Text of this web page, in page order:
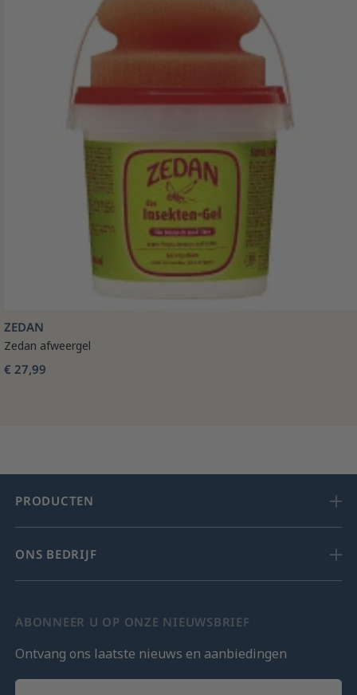
ZEDAN
Zedan afweergel
€ 27,99
PRODUCTEN
ONS BEDRIJF
ABONNEER U OP ONZE NIEUWSBRIEF
Ontvang ons laatste nieuws en aanbiedingen